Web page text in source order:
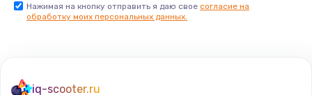
Нажимая на кнопку отправить я даю свое согласие на
обработку моих персональных данных.
iq-scooter.ru